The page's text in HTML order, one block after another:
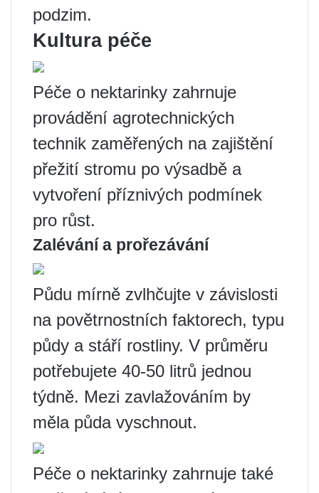
podzim.
Kultura péče
Péče o nektarinky zahrnuje
provádění agrotechnických
technik zaměřených na zajištění
přežití stromu po výsadbě a
vytvoření příznivých podmínek
pro růst.
Zalévání a prořezávání
Půdu mírně zvlhčujte v závislosti
na povětrnostních faktorech, typu
půdy a stáří rostliny. V průměru
potřebujete 40-50 litrů jednou
týdně. Mezi zavlažováním by
měla půda vyschnout.
Péče o nektarinky zahrnuje také